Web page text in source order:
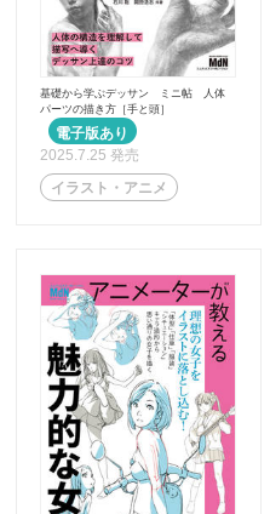
基礎から学ぶデッサン ミニ帖 人体
パーツの描き方［手と頭］
2025.7.25 発売
イラスト・アニメ